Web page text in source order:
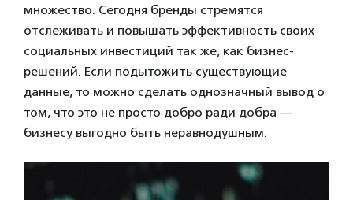
множество. Сегодня бренды стремятся
отслеживать и повышать эффективность своих
социальных инвестиций так же, как бизнес-
решений. Если подытожить существующие
данные, то можно сделать однозначный вывод о
том, что это не просто добро ради добра —
бизнесу выгодно быть неравнодушным.